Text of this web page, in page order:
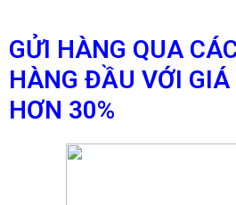
GỬI HÀNG QUA
HÀNG ĐẦU VỚI
HƠN 30%